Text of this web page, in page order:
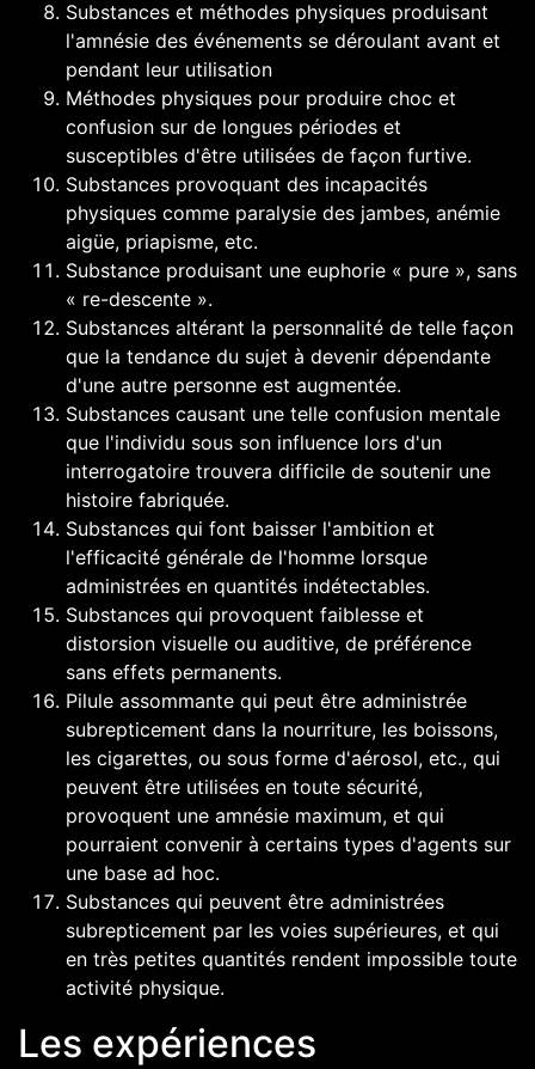
Substances et méthodes physiques produisant
l'amnésie des événements se déroulant avant et
pendant leur utilisation
Méthodes physiques pour produire choc et
confusion sur de longues périodes et
susceptibles d'être utilisées de façon furtive.
Substances provoquant des incapacités
physiques comme paralysie des jambes, anémie
aigüe, priapisme, etc.
Substance produisant une euphorie « pure », sans
« re-descente ».
Substances altérant la personnalité de telle façon
que la tendance du sujet à devenir dépendante
d'une autre personne est augmentée.
Substances causant une telle confusion mentale
que l'individu sous son influence lors d'un
interrogatoire trouvera difficile de soutenir une
histoire fabriquée.
Substances qui font baisser l'ambition et
l'efficacité générale de l'homme lorsque
administrées en quantités indétectables.
Substances qui provoquent faiblesse et
distorsion visuelle ou auditive, de préférence
sans effets permanents.
Pilule assommante qui peut être administrée
subrepticement dans la nourriture, les boissons,
les cigarettes, ou sous forme d'aérosol, etc., qui
peuvent être utilisées en toute sécurité,
provoquent une amnésie maximum, et qui
pourraient convenir à certains types d'agents sur
une base ad hoc.
Substances qui peuvent être administrées
subrepticement par les voies supérieures, et qui
en très petites quantités rendent impossible toute
activité physique.
Les expériences